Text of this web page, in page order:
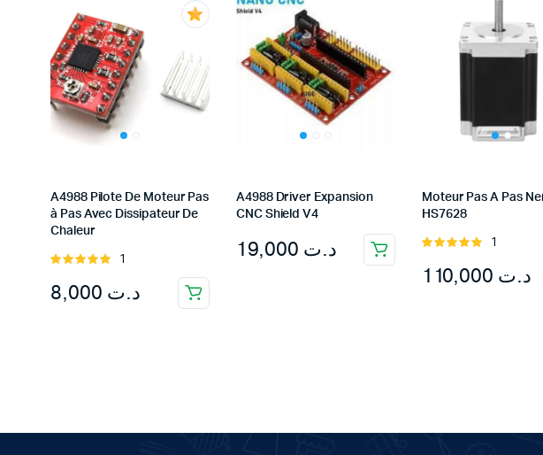
A4988 Pilote De Moteur Pas
à Pas Avec Dissipateur De
Chaleur
Rated
5
1
د.ت
A4988 Driver Expansion
CNC Shield V4
د.ت
Moteur Pas A Pas
HS7628
Rated
1
د.ت